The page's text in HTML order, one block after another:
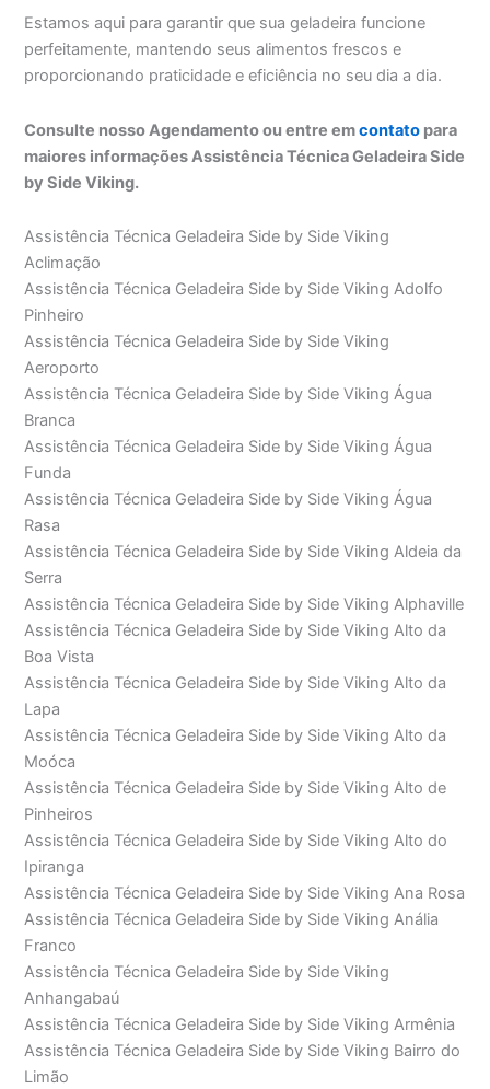
Estamos aqui para garantir que sua geladeira funcione
perfeitamente, mantendo seus alimentos frescos e
proporcionando praticidade e eficiência no seu dia a dia.
Consulte nosso Agendamento ou entre emcontato para
maiores informações Assistência Técnica Geladeira Side
by Side Viking.
Assistência Técnica Geladeira Side by Side Viking
Aclimação
Assistência Técnica Geladeira Side by Side Viking Adolfo
Pinheiro
Assistência Técnica Geladeira Side by Side Viking
Aeroporto
Assistência Técnica Geladeira Side by Side Viking Água
Branca
Assistência Técnica Geladeira Side by Side Viking Água
Funda
Assistência Técnica Geladeira Side by Side Viking Água
Rasa
Assistência Técnica Geladeira Side by Side Viking Aldeia da
Serra
Assistência Técnica Geladeira Side by Side Viking Alphaville
Assistência Técnica Geladeira Side by Side Viking Alto da
Boa Vista
Assistência Técnica Geladeira Side by Side Viking Alto da
Lapa
Assistência Técnica Geladeira Side by Side Viking Alto da
Moóca
Assistência Técnica Geladeira Side by Side Viking Alto de
Pinheiros
Assistência Técnica Geladeira Side by Side Viking Alto do
Ipiranga
Assistência Técnica Geladeira Side by Side Viking Ana Rosa
Assistência Técnica Geladeira Side by Side Viking Anália
Franco
Assistência Técnica Geladeira Side by Side Viking
Anhangabaú
Assistência Técnica Geladeira Side by Side Viking Armênia
Assistência Técnica Geladeira Side by Side Viking Bairro do
Limão